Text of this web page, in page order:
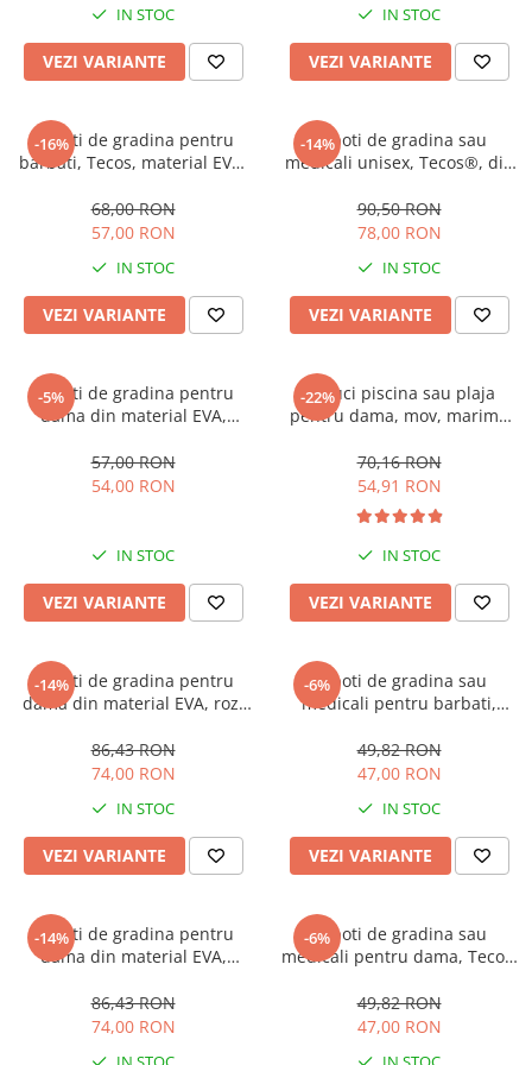
IN STOC
VEZI VARIANTE
IN STOC
VEZI VARIANTE
-16%
Saboti de gradina pentru
barbati, Tecos, material EVA,
pentru circulatia aerului,
foarte usori, 27 centimetri
68,00 RON
57,00 RON
IN STOC
VEZI VARIANTE
-14%
Saboti de gradina sau
medicali unisex, Tecos®, din
cu gauri pentru circulatia
aerului, foarte usori, 22
90,50 RON
78,00 RON
IN STOC
VEZI VARIANTE
-5%
Saboti de gradina pentru
dama din material EVA,
pentru circulatia aerului,
foarte usori, 22.5 centimetri,
57,00 RON
54,00 RON
IN STOC
VEZI VARIANTE
-22%
Papuci piscina sau plaja
pentru dama, mov, marime
soarelui
70,16 RON
54,91 RON
IN STOC
VEZI VARIANTE
-14%
Saboti de gradina pentru
dama din material EVA, roz-
pentru circulatia aerului,
foarte usori, 24 centimetri
86,43 RON
74,00 RON
IN STOC
VEZI VARIANTE
-6%
Saboti de gradina sau
medicali pentru barbati,
albastru, marime 40, cu gauri
pentru circulatia aerului,
49,82 RON
47,00 RON
IN STOC
VEZI VARIANTE
-14%
Saboti de gradina pentru
dama din material EVA,
pentru circulatia aerului,
foarte usori, 23.5 centimetri
86,43 RON
74,00 RON
-6%
Saboti de gradina sau
medicali pentru dama, Tecos,
36, cu gauri pentru circulatia
aerului, foarte usori, 22.5
49,82 RON
47,00 RON